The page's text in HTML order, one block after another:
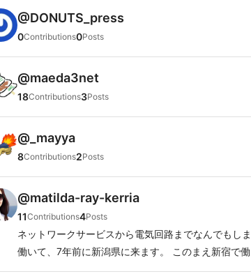
@DONUTS_press
0Contributions0Posts
@maeda3net
18Contributions3Posts
@ _mayya
8Contributions2Posts
@matilda-ray-kerria
11Contributions4Posts
ネットワークサービスから電気回路までなんでもし
働いて、7年前に新潟県に来ます。 このまえ新宿で働